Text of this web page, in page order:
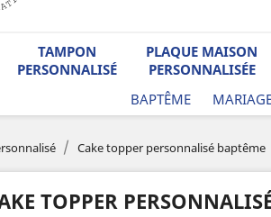
TAMPON
PERSONNALISÉ
PLAQUE MAISON
PERSONNALISÉE
BAPTÊME
Cake topper personnalisé baptême
TOPPER